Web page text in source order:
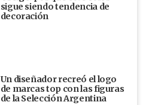
sigue siendo tendencia de
decoración
Un diseñador recreó el logo
de marcas top con las figuras
de la Selección Argentina